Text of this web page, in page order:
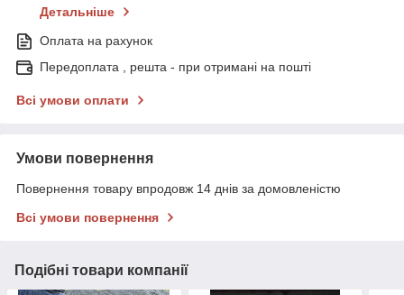
Детальніше
Оплата на рахунок
Передоплата , решта - при отримані на пошті
Всі умови оплати
Умови повернення
Повернення товару впродовж 14 днів за домовленістю
Всі умови повернення
Подібні товари компанії